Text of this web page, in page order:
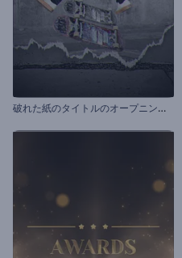
破
れた紙のタイトルのオープニング動画